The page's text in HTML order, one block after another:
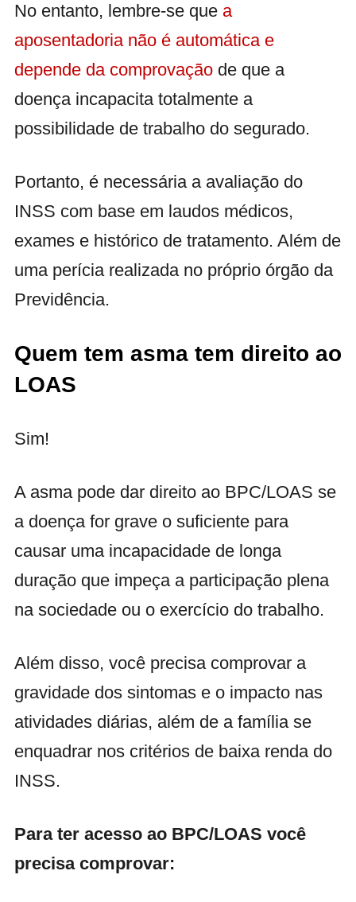
No entanto, lembre-se que a
aposentadoria não é automática e
depende da comprovação de que a
doença incapacita totalmente a
possibilidade de trabalho do segurado.
Portanto, é necessária a avaliação do
INSS com base em laudos médicos,
exames e histórico de tratamento. Além de
uma perícia realizada no próprio órgão da
Previdência.
Quem tem asma tem direito ao
LOAS
Sim!
A asma pode dar direito ao BPC/LOAS se
a doença for grave o suficiente para
causar uma incapacidade de longa
duração que impeça a participação plena
na sociedade ou o exercício do trabalho.
Além disso, você precisa comprovar a
gravidade dos sintomas e o impacto nas
atividades diárias, além de a família se
enquadrar nos critérios de baixa renda do
INSS.
Para ter acesso ao BPC/LOAS você
precisa comprovar: